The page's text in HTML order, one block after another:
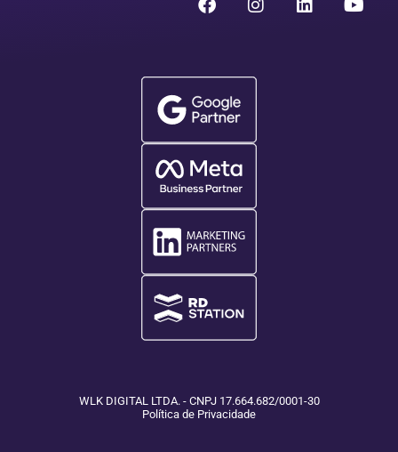
WLK DIGITAL LTDA. - CNPJ 17.664.682/0001-30
Política de Privacidade